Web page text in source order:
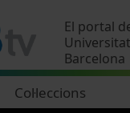
El portal
Barcelona
Col·leccions